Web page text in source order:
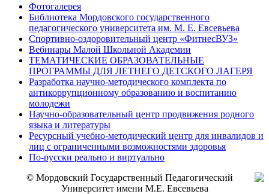
Фотогалерея
Библиотека Мордовского государственного
педагогического университета им. М. Е. Евсевьева
Спортивно-оздоровительный центр «ФитнесВУЗ»
Вебинары Малой Школьной Академии
ТЕМАТИЧЕСКИЕ ОБРАЗОВАТЕЛЬНЫЕ
ПРОГРАММЫ ДЛЯ ЛЕТНЕГО ДЕТСКОГО ЛАГЕРЯ
Разработка научно-методического комплекта по
антикоррупционному образованию и воспитанию
молодежи
Научно-образовательный центр продвижения родного
языка и литературы
Ресурсный учебно-методический центр для инвалидов и
лиц с ограниченными возможностями здоровья
По-русски реально и виртуально
© Мордовский Государственный Педагогический
Университет имени М.Е. Евсевьева